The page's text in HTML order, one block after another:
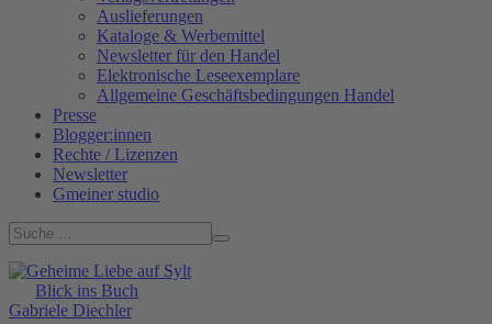
Auslieferungen
Kataloge & Werbemittel
Newsletter für den Handel
Elektronische Leseexemplare
Allgemeine Geschäftsbedingungen Handel
Presse
Blogger:innen
Rechte / Lizenzen
Newsletter
Gmeiner studio
Blick ins Buch
Gabriele Diechler